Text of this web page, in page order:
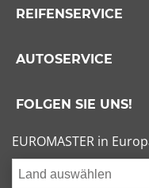
REIFENSERVICE
AUTOSERVICE
FOLGEN SIE UNS!
EUROMASTER in
Land auswählen